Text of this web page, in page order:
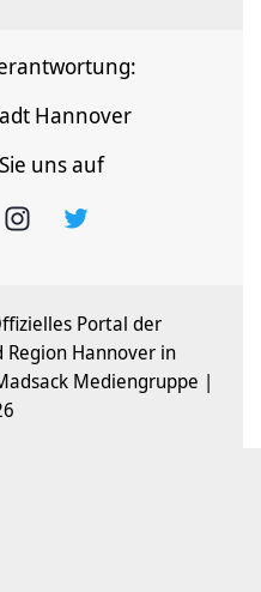
Hannover
uns auf
Portal der
Hannover in
Mediengruppe |